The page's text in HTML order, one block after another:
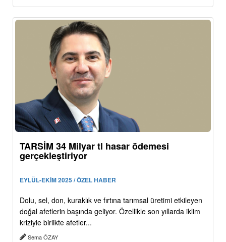
TARSİM 34 Milyar tl hasar ödemesi
gerçekleştiriyor
EYLÜL-EKİM 2025 / ÖZEL HABER
Dolu, sel, don, kuraklık ve fırtına tarımsal üretimi etkileyen
doğal afetlerin başında geliyor. Özellikle son yıllarda iklim
kriziyle birlikte afetler...
Sema ÖZAY